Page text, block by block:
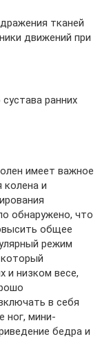
тканей
движений при
ранних
имеет важное
колена и
обнаружено, что
общее
режим
и низком весе,
в себя
ног, мини-
бедра и